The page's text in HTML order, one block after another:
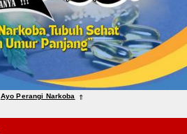
Ayo Perangi Narkoba ⇑